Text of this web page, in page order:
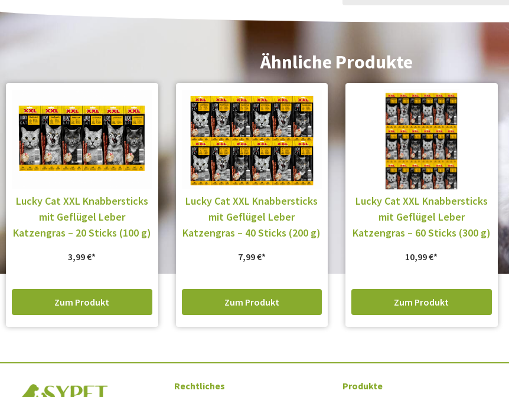
Ähnliche Produkte
Lucky Cat XXL Knabbersticks
mit Geflügel Leber
Katzengras – 20 Sticks (100 g)
3,99€
Zum Produkt
Lucky Cat XXL Knabbersticks
mit Geflügel Leber
Katzengras – 40 Sticks (200 g)
7,99€
Zum Produkt
Lucky Cat XXL Knabbersticks
mit Geflügel Leber
Katzengras – 60 Sticks (300 g)
10,99€
Zum Produkt
Rechtliches Produkte